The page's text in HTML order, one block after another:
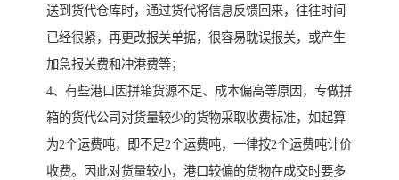
送到货代仓库时，通过货代将信息反馈回来，往往时间
已经很紧，再更改报关单据，很容易耽误报关，或产生
加急报关费和冲港费等；
4、有些港口因拼箱货源不足、成本偏高等原因，专做拼
箱的货代公司对货量较少的货物采取收费标准，如起算
为2个运费吨，即不足2个运费吨，一律按2个运费吨计价
收费。因此对货量较小，港口较偏的货物在成交时要多